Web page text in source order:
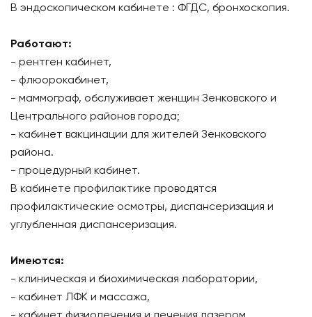
В эндоскопическом кабинете : ФГДС, бронхоскопия.
Работают:
- рентген кабинет,
- флюорокабинет,
- маммограф, обслуживает женщин Зенковского и
Центрального районов города;
- кабинет вакцинации для жителей Зенковского
района.
- процедурный кабинет.
В кабинете профилактике проводятся
профилактические осмотры, диспансеризация и
углубленная диспансеризация.
Имеются:
- клиническая и биохимическая лаборатории,
- кабинет ЛФК и массажа,